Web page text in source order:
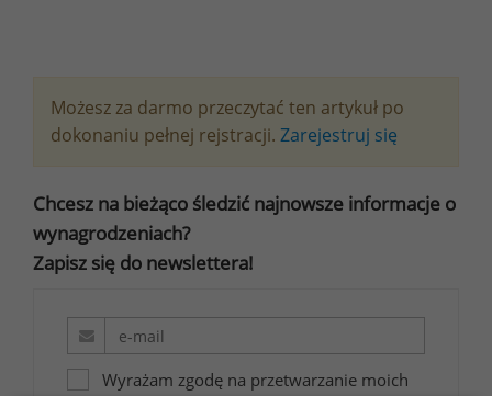
Możesz za darmo przeczytać ten artykuł po
dokonaniu pełnej rejstracji. Zarejestruj się
Chcesz na bieżąco śledzić najnowsze informacje o
wynagrodzeniach?
Zapisz się do newslettera!
Wyrażam zgodę na przetwarzanie moich